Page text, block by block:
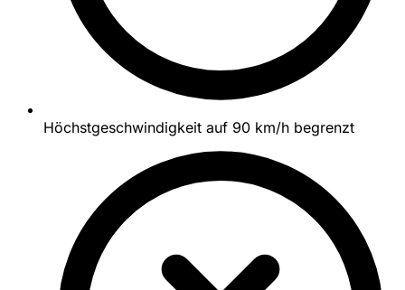
Höchstgeschwindigkeit auf 90 km/h begrenzt